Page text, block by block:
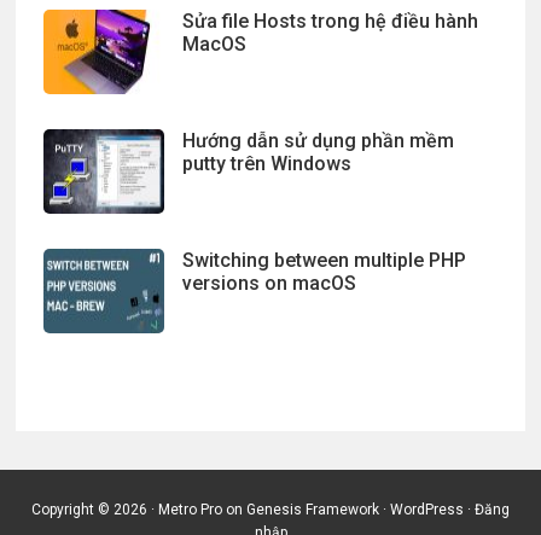
Sửa file Hosts trong hệ điều hành
MacOS
Hướng dẫn sử dụng phần mềm
putty trên Windows
Switching between multiple PHP
versions on macOS
Copyright © 2026 · Metro Pro on Genesis Framework · WordPress · Đăng